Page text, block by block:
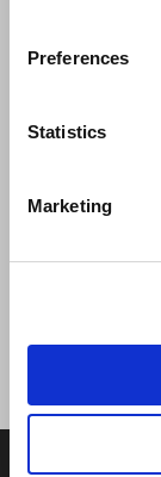
Preferences
Statistics
Marketing
원.